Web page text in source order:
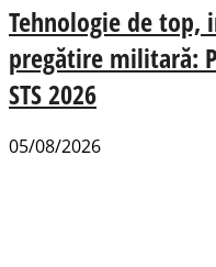
Tehnologie de
pregătire militară:
STS 2026
05/08/2026